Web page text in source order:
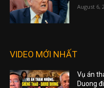
August 6,
VIDEO MỚI NHẤT
Vụ án
Duong